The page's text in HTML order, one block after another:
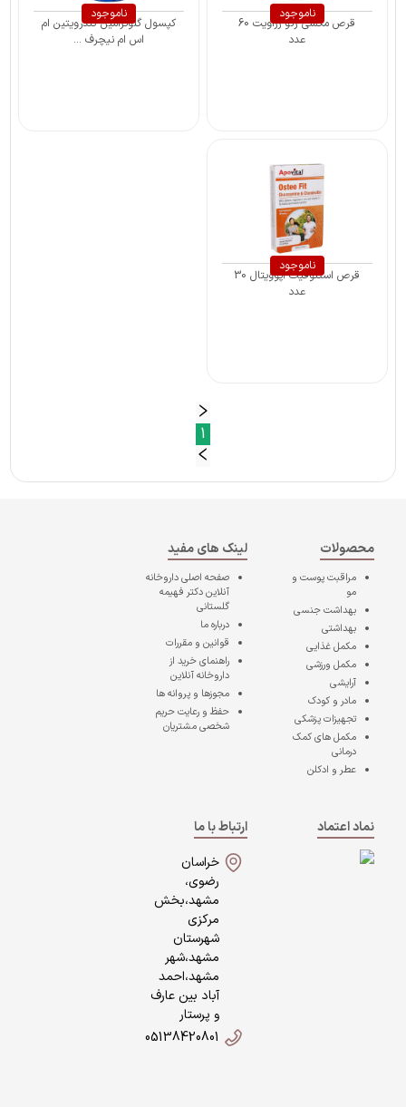
ناموجود
قرص مکسی ژنو رزاویت 60
عدد
ناموجود
کپسول گلوکزآمین کندرویتین ام
اس ام نیچرف ...
ناموجود
قرص استئوفیت آپوویتال 30
عدد
1
محصولات
مراقبت پوست و
مو
بهداشت جنسی
بهداشتی
مکمل غذایی
مکمل ورزشی
آرایشی
مادر و کودک
تجهیزات پزشکی
مکمل های کمک
درمانی
عطر و ادکلن
لینک های مفید
صفحه اصلیداروخانه
آنلاین دکتر فهیمه
گلستانی
درباره ما
قوانین و مقررات
راهنمای خرید از
داروخانه آنلاین
مجوزها و پروانه ها
حفظ و رعایت حریم
شخصی مشتریان
نماد اعتماد
ارتباط با ما
خراسان
رضوی،
مشهد،بخش
مرکزی
شهرستان
مشهد،شهر
مشهد،احمد
آباد بین عارف
و پرستار
05138420801